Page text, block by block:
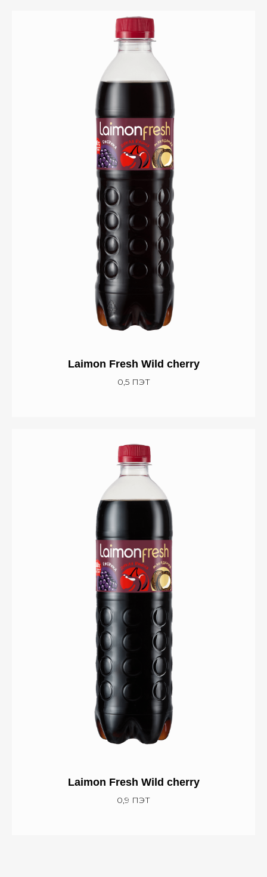
Laimon Fresh Wild cherry
0,5 ПЭТ
Laimon Fresh Wild cherry
0,9 ПЭТ